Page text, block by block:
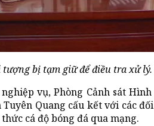
tượng bị tạm giữ để điều tra xử
vụ, Phòng Cảnh sát
Quang cấu kết với các
cá độ bóng đá qua mạng.